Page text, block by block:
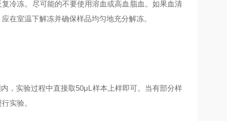
冷冻。尽可能的不要使用溶血或高血脂血。如果血清
在室温下解冻并确保样品均匀地充分解冻。
，实验过程中直接取50μL 样本上样即可。当有部分样
实验。